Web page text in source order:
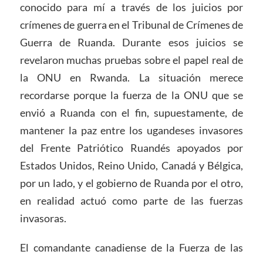
conocido para mí a través de los juicios por
crímenes de guerra en el Tribunal de Crímenes de
Guerra de Ruanda. Durante esos juicios se
revelaron muchas pruebas sobre el papel real de
la ONU en Rwanda. La situación merece
recordarse porque la fuerza de la ONU que se
envió a Ruanda con el fin, supuestamente, de
mantener la paz entre los ugandeses invasores
del Frente Patriótico Ruandés apoyados por
Estados Unidos, Reino Unido, Canadá y Bélgica,
por un lado, y el gobierno de Ruanda por el otro,
en realidad actuó como parte de las fuerzas
invasoras.
El comandante canadiense de la Fuerza de las